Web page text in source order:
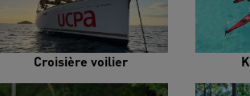
Croisière voilier